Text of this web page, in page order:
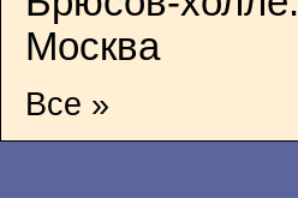
Москва
Все »